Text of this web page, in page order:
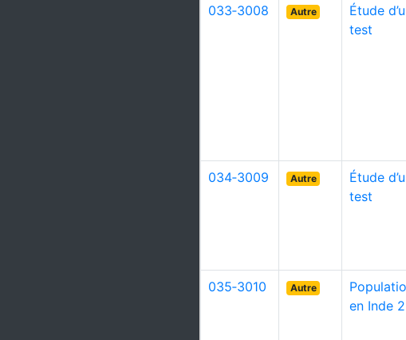
033‑3008 Autre
Étude
test
034‑3009 Autre
Étude
test
035‑3010 Autre
en Inde 2